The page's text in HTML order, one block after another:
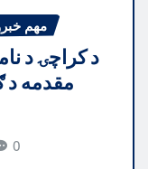
مهم
د کراچۍ د
مقدمه
0